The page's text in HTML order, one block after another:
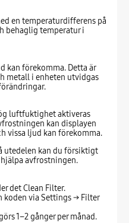
en temperaturdifferens på
behaglig temperatur i
kan förekomma. Detta är
metall i enheten utvidgas
luftfuktighet aktiveras
kan displayen
vissa ljud kan förekomma.
utedelen kan du försiktigt
avfrostningen.
det Clean Filter.
koden via Settings → Filter
1–2 gånger per månad.